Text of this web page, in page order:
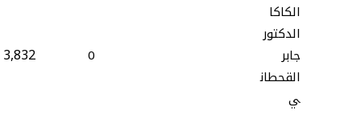
الكاكا
الدكتور
جابر
القحطان
ي
0
3,832